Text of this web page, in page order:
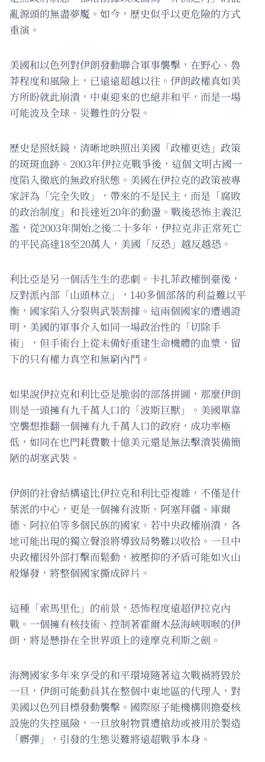
亂源頭的無盡夢魘。如今，歷史似乎以更危險的方式
重演。
美國和以色列對伊朗發動聯合軍事襲擊，在野心、魯
莽程度和風險上，已遠遠超越以往。伊朗政權真如美
方所盼就此崩潰，中東迎來的也絕非和平，而是一場
可能波及全球、災難性的分裂。
歷史是照妖鏡，清晰地映照出美國「政權更迭」政策
的斑斑血跡。2003年伊拉克戰爭後，這個文明古國一
度陷入徹底的無政府狀態。美國在伊拉克的政策被專
家評為「完全失敗」，帶來的不是民主，而是「腐敗
的政治制度」和長達近20年的動盪。戰後恐怖主義氾
濫，從2003年開始之後二十多年，伊拉克非正常死亡
的平民高達18至20萬人，美國「反恐」越反越恐。
利比亞是另一個活生生的悲劇。卡扎菲政權倒臺後，
反對派內部「山頭林立」，140多個部落的利益難以平
衡，國家陷入分裂與武裝割據。這兩個國家的遭遇證
明，美國的軍事介入如同一場政治性的「切除手
術」，但手術台上從未備好重建生命機體的血漿，留
下的只有權力真空和無窮內鬥。
如果說伊拉克和利比亞是脆弱的部落拼圖，那麼伊朗
則是一頭擁有九千萬人口的「波斯巨獸」。美國單靠
空襲想推翻一個擁有九千萬人口的政府，成功率極
低，如同在也門耗費數十億美元還是無法擊潰裝備簡
陋的胡塞武裝。
伊朗的社會結構遠比伊拉克和利比亞複雜，不僅是什
葉派的中心，更是一個擁有波斯、阿塞拜疆、庫爾
德、阿拉伯等多個民族的國家。若中央政權崩潰，各
地可能出現的獨立聲浪將導致局勢難以收拾。一旦中
央政權因外部打擊而鬆動，被壓抑的矛盾可能如火山
般爆發，將整個國家撕成碎片。
這種「索馬里化」的前景，恐怖程度遠超伊拉克內
戰。一個擁有核技術、控制著霍爾木茲海峽咽喉的伊
朗，將是懸掛在全世界頭上的達摩克利斯之劍。
海灣國家多年來享受的和平環境隨著這次戰禍將毀於
一旦，伊朗可能動員其在整個中東地區的代理人，對
美國以色列目標發動襲擊。國際原子能機構則擔憂核
設施的失控風險，一旦放射物質遭搶劫或被用於製造
「髒彈」，引發的生態災難將遠超戰爭本身。